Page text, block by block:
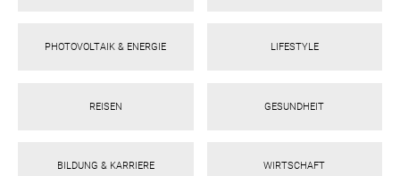
PHOTOVOLTAIK & ENERGIE LIFESTYLE
REISEN GESUNDHEIT
BILDUNG & KARRIERE WIRTSCHAFT